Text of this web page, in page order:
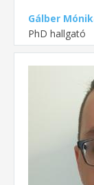
Gálber
PhD hallgató